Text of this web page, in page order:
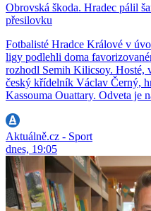
Obrovská škoda. Hradec pálil
přesilovku
Fotbalisté Hradce Králové v
ligy podlehli doma
rozhodl Semih Kilicsoy. Hosté,
český křídelník Václav Černý,
Kassouma Ouattary. Odveta je
Aktuálně.cz - Sport
dnes, 19:05